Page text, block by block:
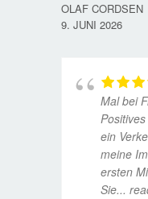
OLAF CORDSEN
9. JUNI 2026
Mal bei
ein
meine
ersten
Sie...